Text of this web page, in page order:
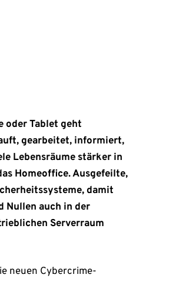
oder Tablet geht
gearbeitet, informiert,
Lebensräume stärker in
Homeoffice. Ausgefeilte,
damit
Nullen auch in der
Serverraum
neuen Cybercrime-